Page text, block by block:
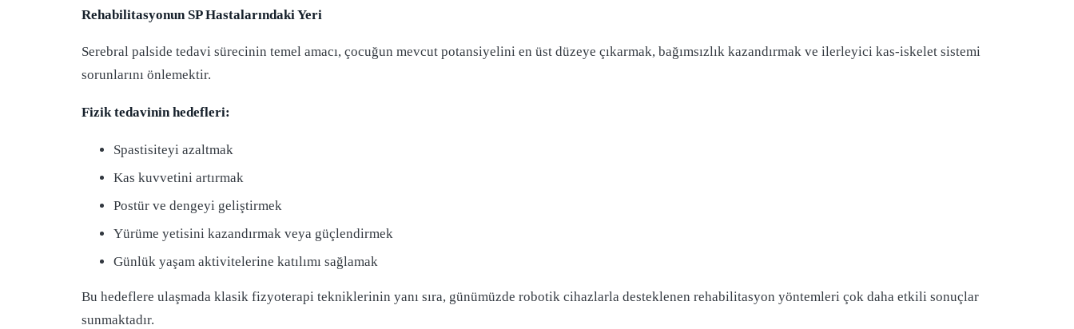
Rehabilitasyonun SP Hastalarındaki Yeri
Serebral palside tedavi sürecinin temel amacı, çocuğun mevcut potansiyelini en üst düzeye çıkarmak, bağımsızlık kazandırmak ve ilerleyici kas-iskelet sistemi
sorunlarını önlemektir.
Fizik tedavinin hedefleri:
Spastisiteyi azaltmak
Kas kuvvetini artırmak
Postür ve dengeyi geliştirmek
Yürüme yetisini kazandırmak veya güçlendirmek
Günlük yaşam aktivitelerine katılımı sağlamak
Bu hedeflere ulaşmada klasik fizyoterapi tekniklerinin yanı sıra, günümüzde robotik cihazlarla desteklenen rehabilitasyon yöntemleri çok daha etkili sonuçlar
sunmaktadır.